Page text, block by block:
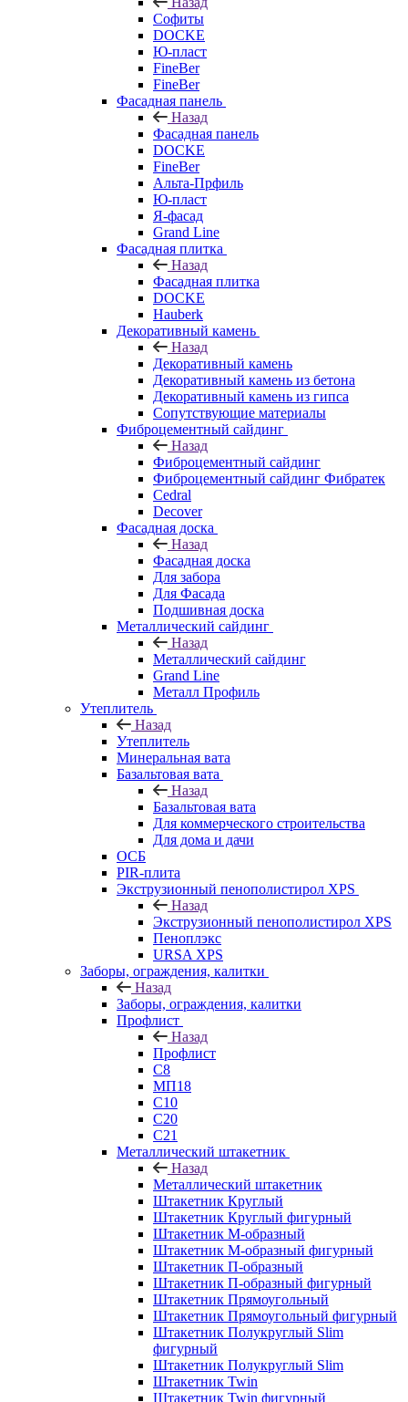
Софиты
DOCKE
Ю-пласт
FineBer
FineBer
Фасадная панель
Назад
Фасадная панель
DOCKE
FineBer
Альта-Прфиль
Ю-пласт
Я-фасад
Grand Line
Фасадная плитка
Назад
Фасадная плитка
DOCKE
Hauberk
Декоративный камень
Назад
Декоративный камень
Декоративный камень из бетона
Декоративный камень из гипса
Сопутствующие материалы
Фиброцементный сайдинг
Назад
Фиброцементный сайдинг
Фиброцементный сайдинг Фибратек
Cedral
Decover
Фасадная доска
Назад
Фасадная доска
Для забора
Для Фасада
Подшивная доска
Металлический сайдинг
Назад
Металлический сайдинг
Grand Line
Металл Профиль
Утеплитель
Назад
Утеплитель
Минеральная вата
Базальтовая вата
Назад
Базальтовая вата
Для коммерческого строительства
Для дома и дачи
ОСБ
PIR-плита
Экструзионный пенополистирол XPS
Назад
Экструзионный пенополистирол XPS
Пеноплэкс
URSA XPS
Заборы, ограждения, калитки
Назад
Заборы, ограждения, калитки
Профлист
Назад
Профлист
С8
МП18
С10
С20
С21
Металлический штакетник
Назад
Металлический штакетник
Штакетник Круглый
Штакетник Круглый фигурный
Штакетник М-образный
Штакетник М-образный фигурный
Штакетник П-образный
Штакетник П-образный фигурный
Штакетник Прямоугольный
Штакетник Прямоугольный фигурный
Штакетник Полукруглый Slim
фигурный
Штакетник Полукруглый Slim
Штакетник Twin
Штакетник Twin фигурный